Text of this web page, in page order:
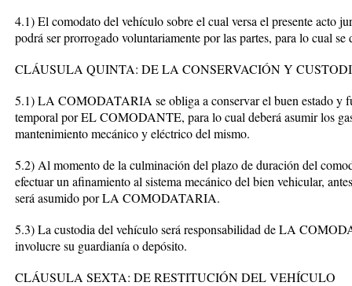
4.1) El comodato del vehículo sobre el cual versa el presente acto
podrá ser prorrogado voluntariamente por las partes, para lo cual
CLÁUSULA QUINTA: DE LA CONSERVACIÓN Y
5.1) LA COMODATARIA se obliga a conservar el buen estado y
temporal por EL COMODANTE, para lo cual deberá asumir los
mantenimiento mecánico y eléctrico del mismo.
5.2) Al momento de la culminación del plazo de duración del
efectuar un afinamiento al sistema mecánico del bien vehicular,
será asumido por LA COMODATARIA.
5.3) La custodia del vehículo será responsabilidad de LA
involucre su guardianía o depósito.
CLÁUSULA SEXTA: DE RESTITUCIÓN DEL VEHÍCULO